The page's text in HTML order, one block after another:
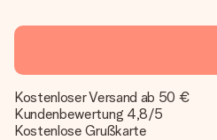
Kostenloser Versand ab 50 €
Kundenbewertung 4,8/5
Kostenlose Grußkarte